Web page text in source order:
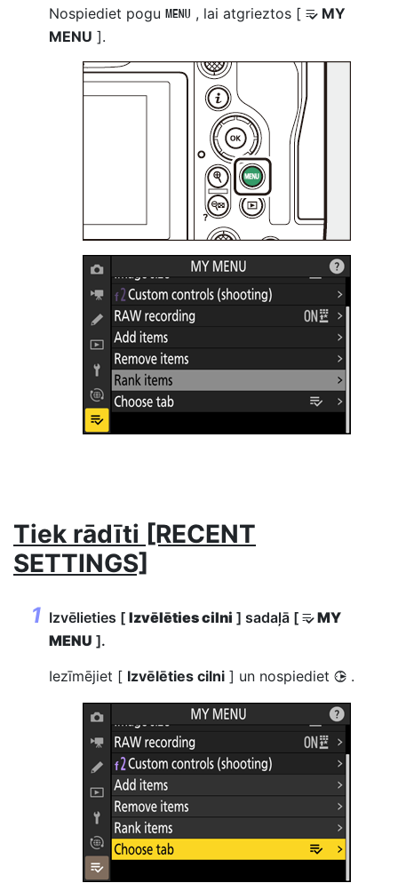
Nospiediet pogu G , lai atgrieztos [ O MY
MENU ].
Tiek rādīti [RECENT
SETTINGS]
Izvēlieties [ Izvēlēties cilni ] sadaļā [ OMY
MENU ].
Iezīmējiet [ Izvēlēties cilni ] un nospiediet 2 .